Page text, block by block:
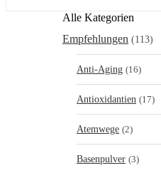
Alle Kategorien
Empfehlungen (113)
Anti-Aging (16)
Antioxidantien (17)
Atemwege (2)
Basenpulver (3)